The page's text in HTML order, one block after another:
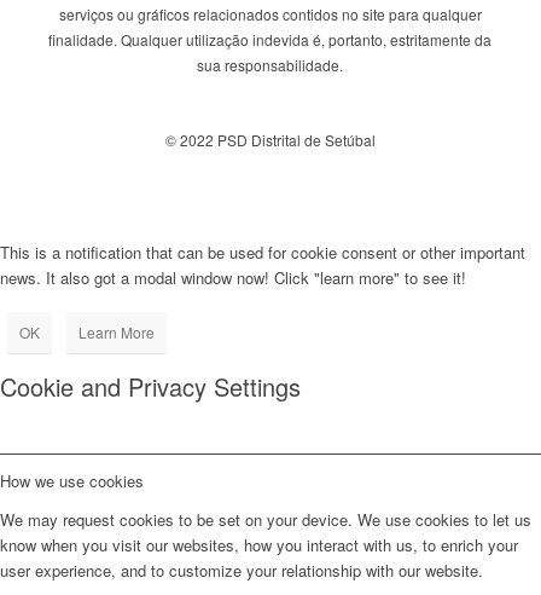
serviços ou gráficos relacionados contidos no site para qualquer
finalidade. Qualquer utilização indevida é, portanto, estritamente da
sua responsabilidade.
© 2022 PSD Distrital de Setúbal
This is a notification that can be used for cookie consent or other important
news. It also got a modal window now! Click "learn more" to see it!
OK Learn More
Cookie and Privacy Settings
How we use cookies
We may request cookies to be set on your device. We use cookies to let us
know when you visit our websites, how you interact with us, to enrich your
user experience, and to customize your relationship with our website.